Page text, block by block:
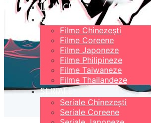
ÎN LUCRU
FILME
Filme Chinezești
Filme Coreene
Filme Japoneze
Filme Philipineze
Filme Taiwaneze
Filme Thailandeze
SERIALE
Seriale Chinezești
Seriale Coreene